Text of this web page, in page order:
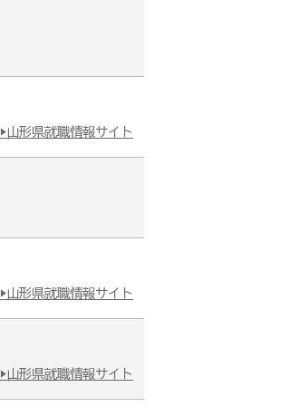
▶山形県就職情報サイト
▶山形県就職情報サイト
▶山形県就職情報サイト